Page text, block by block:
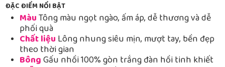
ĐẶC ĐIỂM NỔI BẬT
MàuTông màu ngọt ngào, ấm áp, dễ thương và dễ
phối quà
Chất liệu Lông nhung siêu mịn, mượt tay, bền đẹp
theo thời gian
BôngGấu nhồi 100% gòn trắng đàn hồi tinh khiết